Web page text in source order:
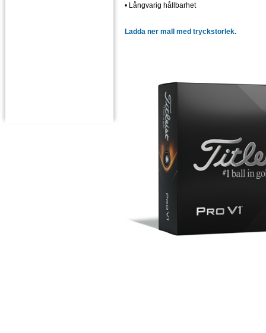
• Långvarig hållbarhet
Ladda ner mall med tryckstorlek.